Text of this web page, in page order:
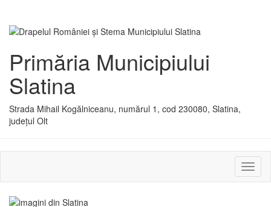
Primăria Municipiului
Slatina
Strada Mihail Kogălniceanu, numărul 1, cod 230080, Slatina,
județul Olt
sau